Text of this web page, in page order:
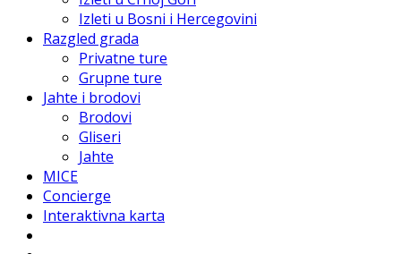
Izleti u Bosni i Hercegovini
Razgled grada
Privatne ture
Grupne ture
Jahte i brodovi
Brodovi
Gliseri
Jahte
MICE
Concierge
Interaktivna karta